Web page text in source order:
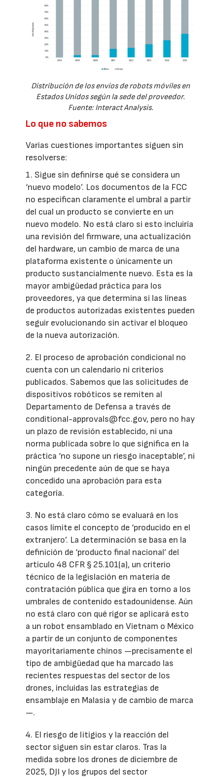
Distribución de los envíos de robots móviles en
Estados Unidos según la sede del proveedor.
Fuente: Interact Analysis.
Lo que no sabemos
Varias cuestiones importantes siguen sin
resolverse:
1. Sigue sin definirse qué se considera un
‘nuevo modelo’. Los documentos de la FCC
no especifican claramente el umbral a partir
del cual un producto se convierte en un
nuevo modelo. No está claro si esto incluiría
una revisión del firmware, una actualización
del hardware, un cambio de marca de una
plataforma existente o únicamente un
producto sustancialmente nuevo. Esta es la
mayor ambigüedad práctica para los
proveedores, ya que determina si las líneas
de productos autorizadas existentes pueden
seguir evolucionando sin activar el bloqueo
de la nueva autorización.
2. El proceso de aprobación condicional no
cuenta con un calendario ni criterios
publicados. Sabemos que las solicitudes de
dispositivos robóticos se remiten al
Departamento de Defensa a través de
conditional-approvals@fcc.gov, pero no hay
un plazo de revisión establecido, ni una
norma publicada sobre lo que significa en la
práctica ‘no supone un riesgo inaceptable’, ni
ningún precedente aún de que se haya
concedido una aprobación para esta
categoría.
3. No está claro cómo se evaluará en los
casos límite el concepto de ‘producido en el
extranjero’. La determinación se basa en la
definición de ‘producto final nacional’ del
artículo 48 CFR § 25.101(a), un criterio
técnico de la legislación en materia de
contratación pública que gira en torno a los
umbrales de contenido estadounidense. Aún
no está claro con qué rigor se aplicará esto
a un robot ensamblado en Vietnam o México
a partir de un conjunto de componentes
mayoritariamente chinos —precisamente el
tipo de ambigüedad que ha marcado las
recientes respuestas del sector de los
drones, incluidas las estrategias de
ensamblaje en Malasia y de cambio de marca
—.
4. El riesgo de litigios y la reacción del
sector siguen sin estar claros. Tras la
medida sobre los drones de diciembre de
2025, DJI y los grupos del sector